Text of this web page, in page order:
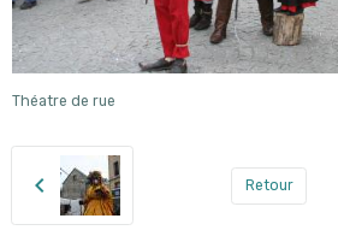
Théatre de rue
Retour